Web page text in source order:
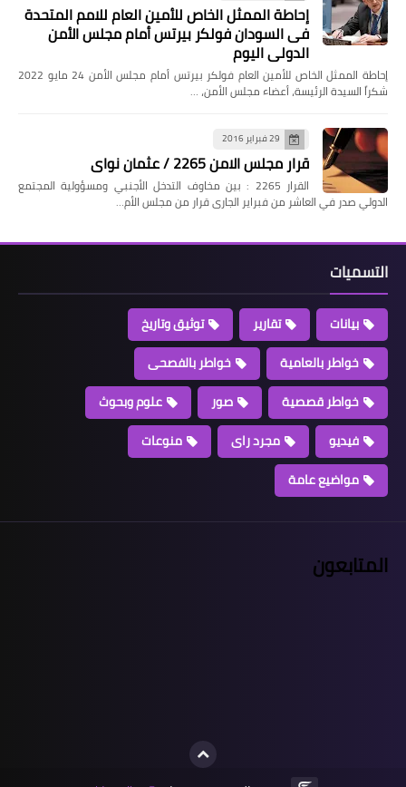
إحاطة الممثل الخاص للأمين العام للامم المتحدة
فى السودان فولكر بيرتس أمام مجلس الأمن
الدولي اليوم
إحاطة الممثل الخاص للأمين العام فولكر بيرتس أمام مجلس الأمن 24 مايو 2022
شكراً السيدة الرئيسة، أعضاء مجلس الأمن، …
29 فبراير 2016
قرار مجلس الامن 2265 / عثمان نواى
القرار 2265 : بين مخاوف التدخل الأجنبي ومسؤولية المجتمع
الدولي صدر في العاشر من فبراير الجارى قرار من مجلس الأم…
التسميات
بيانات تقارير
توثيق وتاريخ
خواطر بالعامية
خواطر بالفصحى
خواطر قصصية
صور
علوم وبحوث
فيديو
مجرد راى
منوعات
مواضيع عامة
المتابعون